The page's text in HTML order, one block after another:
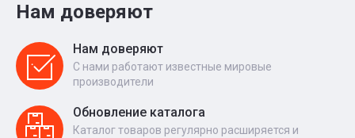
Нам доверяют
Нам доверяют
С нами работают известные мировые
производители
Обновление каталога
Каталог товаров регулярно расширяется и